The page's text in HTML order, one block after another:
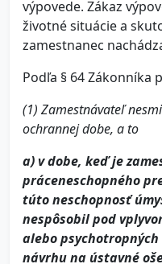
výpovede. Zákaz
životné situácie a
zamestnanec
Podľa § 64 Zákonníka
(1) Zamestnávateľ
ochrannej dobe, a to
a) v dobe, keď je
práceneschopného
túto neschopnosť
nespôsobil pod
alebo
návrhu na ústavné